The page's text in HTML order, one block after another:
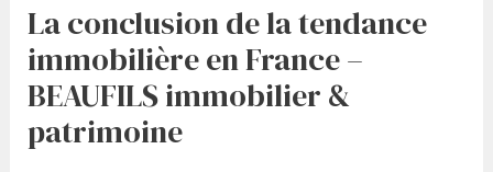
La conclusion de la tendance
immobilière en France –
BEAUFILS immobilier &
patrimoine